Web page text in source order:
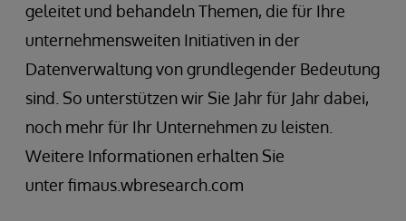
geleitet und behandeln Themen, die für Ihre
unternehmensweiten Initiativen in der
Datenverwaltung von grundlegender Bedeutung
sind. So unterstützen wir Sie Jahr für Jahr dabei,
noch mehr für Ihr Unternehmen zu leisten.
Weitere Informationen erhalten Sie
unter fimaus.wbresearch.com